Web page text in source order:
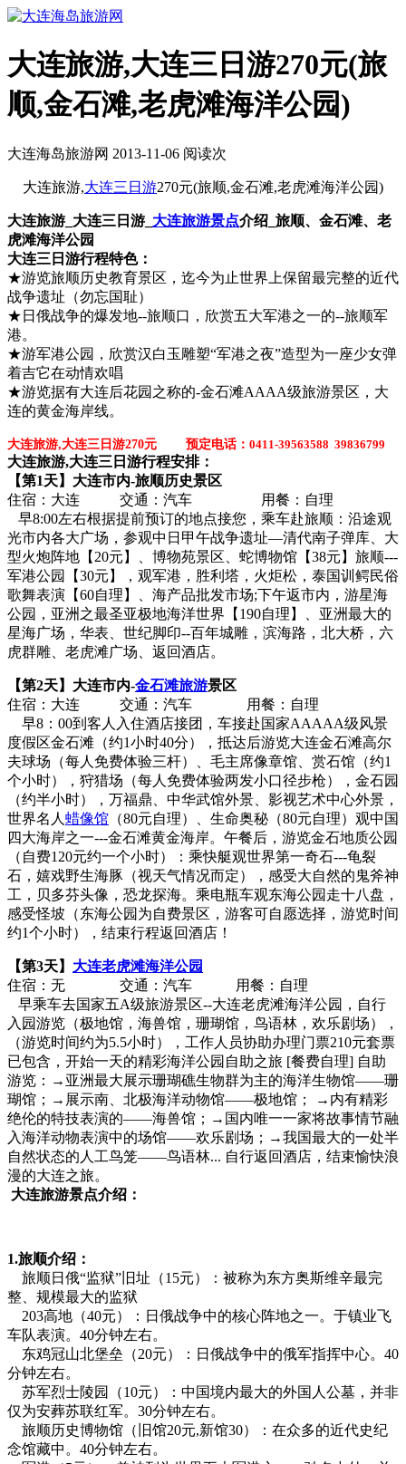
大连旅游,大连三日游270元(旅
顺,金石滩,老虎滩海洋公园)
大连海岛旅游网 2013-11-06 阅读次
大连旅游,大连三日游270元(旅顺,金石滩,老虎滩海洋公园)
大连旅游_大连三日游_ 大连旅游景点介绍_旅顺、金石滩、老
虎滩海洋公园
大连三日游行程特色：
★游览旅顺历史教育景区，迄今为止世界上保留最完整的近代
战争遗址（勿忘国耻）
★日俄战争的爆发地--旅顺口，欣赏五大军港之一的--旅顺军
港。
★游军港公园，欣赏汉白玉雕塑“军港之夜”造型为一座少女弹
着吉它在动情欢唱
★游览据有大连后花园之称的-金石滩AAAA级旅游景区，大
连的黄金海岸线。
大连旅游,大连三日游270元 预定电话： 0411-39563588 39836799
大连旅游,大连三日游行程安排：
【第1天】大连市内-旅顺历史景区
住宿：大连 交通：汽车 用餐：自理
早8:00左右根据提前预订的地点接您，乘车赴旅顺：沿途观
光市内各大广场，参观中日甲午战争遗址—清代南子弹库、大
型火炮阵地【20元】、博物苑景区、蛇博物馆【38元】旅顺---
军港公园【30元】，观军港，胜利塔，火炬松，泰国训鳄民俗
歌舞表演【60自理】、海产品批发市场;下午返市内，游星海
公园，亚洲之最圣亚极地海洋世界【190自理】、亚洲最大的
星海广场，华表、世纪脚印--百年城雕，滨海路，北大桥，六
虎群雕、老虎滩广场、返回酒店。
【第2天】大连市内-金石滩旅游景区
住宿：大连 交通：汽车 用餐：自理
早8：00到客人入住酒店接团，车接赴国家AAAAA级风景
度假区金石滩（约1小时40分），抵达后游览大连金石滩高尔
夫球场（每人免费体验三杆）、毛主席像章馆、赏石馆（约1
个小时），狩猎场（每人免费体验两发小口径步枪），金石园
（约半小时），万福鼎、中华武馆外景、影视艺术中心外景，
世界名人 蜡像馆 （80元自理）、生命奥秘（80元自理）观中国
四大海岸之一---金石滩黄金海岸。午餐后，游览金石地质公园
（自费120元约一个小时）：乘快艇观世界第一奇石---龟裂
石，嬉戏野生海豚（视天气情况而定），感受大自然的鬼斧神
工，贝多芬头像，恐龙探海。乘电瓶车观东海公园走十八盘，
感受怪坡（东海公园为自费景区，游客可自愿选择，游览时间
约1个小时），结束行程返回酒店！
【第3天】 大连老虎滩海洋公园
住宿：无 交通：汽车 用餐：自理
早乘车去国家五A级旅游景区--大连老虎滩海洋公园，自行
入园游览（极地馆，海兽馆，珊瑚馆，鸟语林，欢乐剧场），
（游览时间约为5.5小时），工作人员协助办理门票210元套票
已包含，开始一天的精彩海洋公园自助之旅 [餐费自理] 自助
游览：→亚洲最大展示珊瑚礁生物群为主的海洋生物馆——珊
瑚馆；→展示南、北极海洋动物馆——极地馆； →内有精彩
绝伦的特技表演的——海兽馆；→国内唯一一家将故事情节融
入海洋动物表演中的场馆——欢乐剧场；→我国最大的一处半
自然状态的人工鸟笼——鸟语林... 自行返回酒店，结束愉快浪
漫的大连之旅。
大连旅游景点介绍：
1.旅顺介绍：
旅顺日俄“监狱”旧址（15元）：被称为东方奥斯维辛最完
整、规模最大的监狱
203高地（40元）：日俄战争中的核心阵地之一。于镇业飞
车队表演。40分钟左右。
东鸡冠山北堡垒（20元）：日俄战争中的俄军指挥中心。40
分钟左右。
苏军烈士陵园（10元）：中国境内最大的外国人公墓，并非
仅为安葬苏联红军。30分钟左右。
旅顺历史博物馆（旧馆20元,新馆30）：在众多的近代史纪
念馆藏中。40分钟左右。